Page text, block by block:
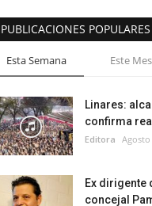
PUBLICACIONES POPULARES
Esta Semana Este Mes
Linares:
confirma
Editora Agosto
Ex dirigente
concejal